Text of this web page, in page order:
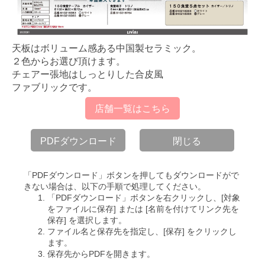
天板はボリューム感ある中国製セラミック。
２色からお選び頂けます。
チェアー張地はしっとりした合皮風
ファブリックです。
店舗一覧はこちら
PDFダウンロード 閉じる
「PDFダウンロード」ボタンを押してもダウンロードがで
きない場合は、以下の手順で処理してください。
「PDFダウンロード」ボタンを右クリックし、[対象
をファイルに保存] または [名前を付けてリンク先を
保存] を選択します。
ファイル名と保存先を指定し、[保存] をクリックし
ます。
保存先からPDFを開きます。